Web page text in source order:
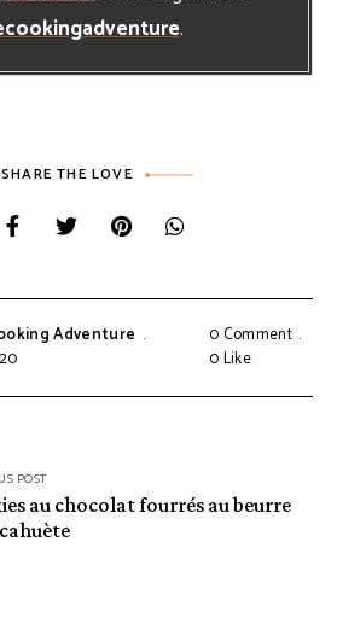
.
SHARE THE LOVE
Adventure
0 Comment
0Like
POST
au chocolat fourrés au beurre